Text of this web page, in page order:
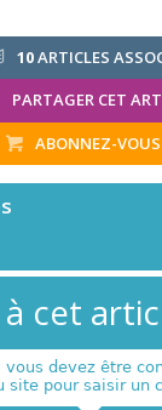
10ARTICLES
PARTAGER CET
ABONNEZ-
à cet
vous devez être
site pour saisir un